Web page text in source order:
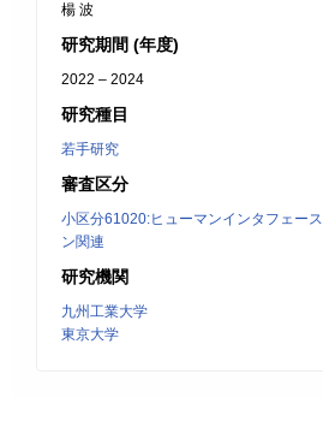
楊 波
研究期間 (年度)
2022 – 2024
研究種目
若手研究
審査区分
小区分61020:ヒューマンインタフェー
ン関連
研究機関
九州工業大学
東京大学